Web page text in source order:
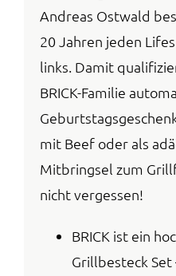
Andreas Ostwald
20 Jahren jeden
links. Damit
BRICK-Familie
mit Beef oder als
Mitbringsel zum
nicht vergessen!
BRICK ist ein
Grillbesteck Set